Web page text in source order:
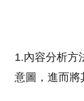
1.內容分析方
意圖，進而將